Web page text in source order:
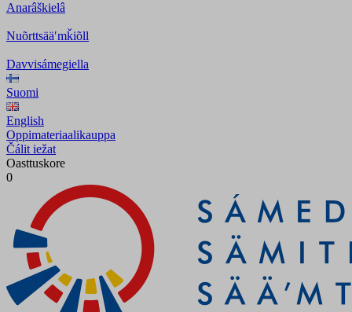
Anarâškielâ
Nuõrttsääʹmǩiõll
Davvisámegiella
Suomi
English
Oppimateriaalikauppa
Čálit iežat
Oasttuskore
0